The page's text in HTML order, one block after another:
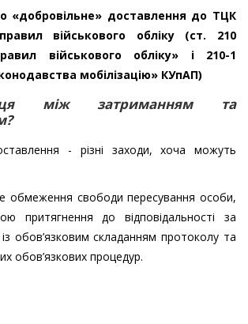
«добровільне» доставлення до ТЦК
військового обліку (ст. 210
військового обліку» і 210-1
мобілізацію» КУпАП)
між затриманням та
- різні заходи, хоча можуть
обмеження свободи пересування особи,
притягнення до відповідальності за
обов’язковим складанням протоколу та
обов’язкових процедур.